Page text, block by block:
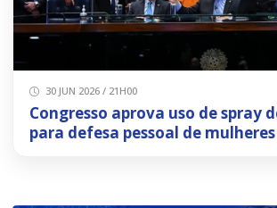
30 JUN 2026 / 21H00
Congresso aprova uso de spray
para defesa pessoal de mulheres